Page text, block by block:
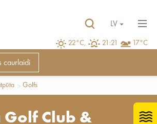
22°C, 21:21 17°C
LV
caurlaidi
Golfs
Club &